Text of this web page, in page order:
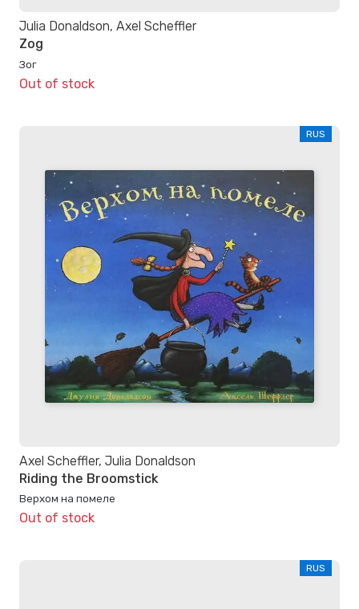
Julia Donaldson, Axel Scheffler
Zog
Зог
Out of stock
RUS
Axel Scheffler, Julia Donaldson
Riding the Broomstick
Верхом на помеле
Out of stock
RUS